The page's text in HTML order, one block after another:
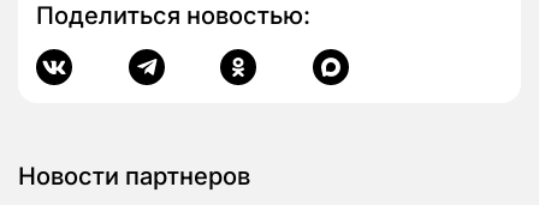
Поделиться новостью:
Новости партнеров